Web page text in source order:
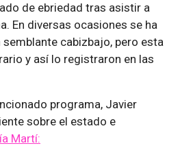
de ebriedad tras asistir a
En diversas ocasiones se ha
cabizbajo, pero esta
y así lo registraron en las
programa, Javier
sobre el estado e
Martí: